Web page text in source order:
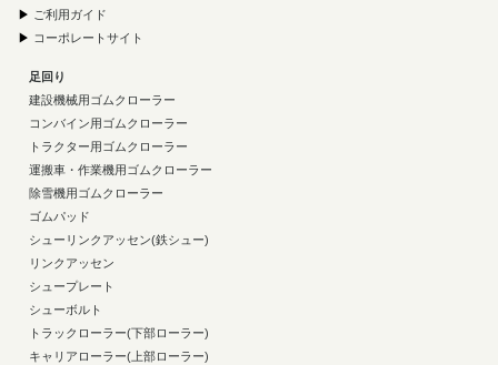
▶ ご利用ガイド
▶ コーポレートサイト
足回り
建設機械用ゴムクローラー
コンバイン用ゴムクローラー
トラクター用ゴムクローラー
運搬車・作業機用ゴムクローラー
除雪機用ゴムクローラー
ゴムパッド
シューリンクアッセン(鉄シュー)
リンクアッセン
シュープレート
シューボルト
トラックローラー(下部ローラー)
キャリアローラー(上部ローラー)